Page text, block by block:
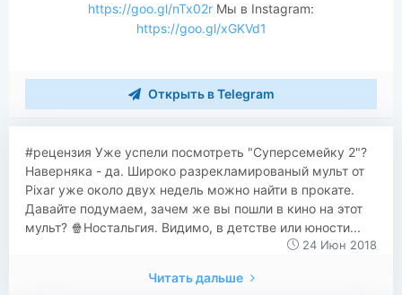
https://goo.gl/nTx02r Мы в Instagram:
https://goo.gl/xGKVd1
Открыть в Telegram
#рецензия Уже успели посмотреть "Суперсемейку 2"?
Наверняка - да. Широко разрекламированый мульт от
Pixar уже около двух недель можно найти в прокате.
Давайте подумаем, зачем же вы пошли в кино на этот
мульт? 🍿Ностальгия. Видимо, в детстве или юности...
24 Июн 2018
Читать дальше